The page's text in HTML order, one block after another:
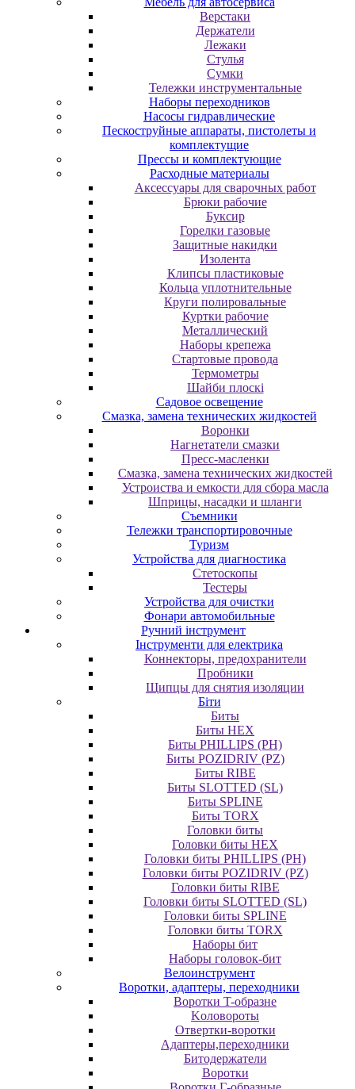
Верстаки
Держатели
Лежаки
Стулья
Сумки
Тележки инструментальные
Наборы переходников
Насосы гидравлические
Пескоструйные аппараты, пистолеты и
комплектущие
Прессы и комплектующие
Расходные материалы
Аксессуары для сварочных работ
Брюки рабочие
Буксир
Горелки газовые
Защитные накидки
Изолента
Клипсы пластиковые
Кольца уплотнительные
Круги полировальные
Куртки рабочие
Металлический
Наборы крепежа
Стартовые провода
Термометры
Шайби плоскі
Садовое освещение
Смазка, замена технических жидкостей
Воронки
Нагнетатели смазки
Пресс-масленки
Смазка, замена технических жидкостей
Устроиства и емкости для сбора масла
Шприцы, насадки и шланги
Съемники
Тележки транспортировочные
Туризм
Устройства для диагностика
Стетоскопы
Тестеры
Устройства для очистки
Фонари автомобильные
Ручний інструмент
Інструменти для електрика
Коннекторы, предохранители
Пробники
Щипцы для снятия изоляции
Біти
Биты
Биты HEX
Биты PHILLIPS (PH)
Биты POZIDRIV (PZ)
Биты RIBE
Биты SLOTTED (SL)
Биты SPLINE
Биты TORX
Головки биты
Головки биты HEX
Головки биты PHILLIPS (PH)
Головки биты POZIDRIV (PZ)
Головки биты RIBE
Головки биты SLOTTED (SL)
Головки биты SPLINE
Головки биты TORX
Наборы бит
Наборы головок-бит
Велоинструмент
Воротки, адаптеры, переходники
Bopoтки T-oбpaзне
Koлoвopoты
Oтвepтки-вopoтки
Адаптеры,переходники
Битодержатели
Воротки